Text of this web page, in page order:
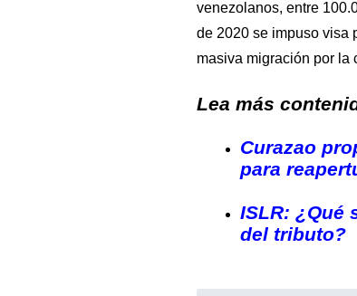
venezolanos, entre
de 2020 se impuso visa
masiva migración por la
Lea más
Curazao
para
ISLR: ¿Qué
del tributo?